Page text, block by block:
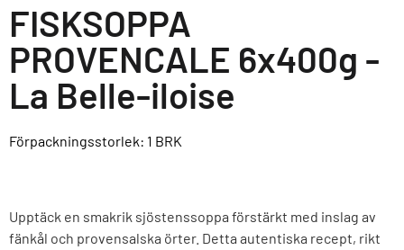
FISKSOPPA
PROVENCALE 6x400g -
La Belle-iloise
Förpackningsstorlek: 1 BRK
Upptäck en smakrik sjöstenssoppa förstärkt med inslag av
fänkål och provensalska örter. Detta autentiska recept, rikt